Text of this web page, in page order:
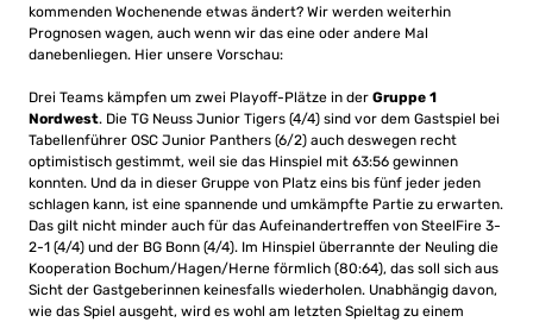
kommenden Wochenende etwas ändert? Wir werden weiterhin
Prognosen wagen, auch wenn wir das eine oder andere Mal
danebenliegen. Hier unsere Vorschau:
Drei Teams kämpfen um zwei Playoff-Plätze in der Gruppe 1
Nordwest. Die TG Neuss Junior Tigers (4/4) sind vor dem Gastspiel bei
Tabellenführer OSC Junior Panthers (6/2) auch deswegen recht
optimistisch gestimmt, weil sie das Hinspiel mit 63:56 gewinnen
konnten. Und da in dieser Gruppe von Platz eins bis fünf jeder jeden
schlagen kann, ist eine spannende und umkämpfte Partie zu erwarten.
Das gilt nicht minder auch für das Aufeinandertreffen von SteelFire 3-
2-1 (4/4) und der BG Bonn (4/4). Im Hinspiel überrannte der Neuling die
Kooperation Bochum/Hagen/Herne förmlich (80:64), das soll sich aus
Sicht der Gastgeberinnen keinesfalls wiederholen. Unabhängig davon,
wie das Spiel ausgeht, wird es wohl am letzten Spieltag zu einem